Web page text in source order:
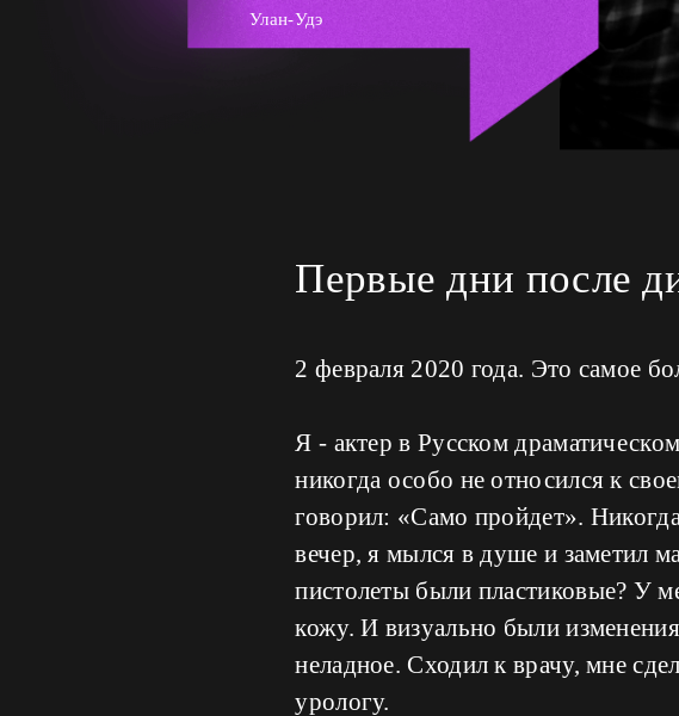
Улан-Удэ
Первые дни после
2 февраля 2020 года. Это самое
Я - актер в Русском
никогда особо не относился к
говорил: «Само пройдет».
вечер, я мылся в душе и заметил
пистолеты были пластиковые? У
кожу. И визуально были
неладное. Сходил к врачу, мне
урологу.